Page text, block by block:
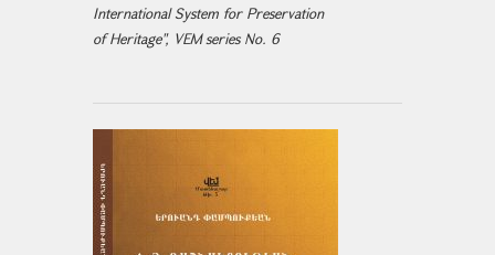
International System for Preservation
of Heritage", VEM series No. 6